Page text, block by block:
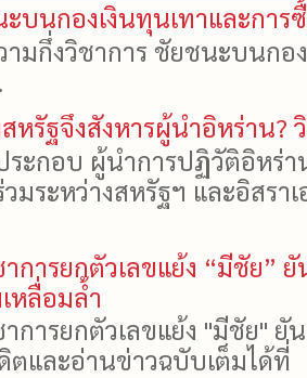
บนกองเงินทุนเทาและการ
มกึ่งวิชาการ ชัยชนะบนกอ
หรัฐจึงสังหารผู้นำอิหร่าน?
ะกอบ ผู้นำการปฏิวัติอิหร่า
มระหว่างสหรัฐฯ และอิสรา
การยกตัวเลขแย้ง “มีชัย”
หลื่อมล้ำ
การยกตัวเลขแย้ง "มีชัย"
ดิตและอ่านข่าวฉบับเต็มได้